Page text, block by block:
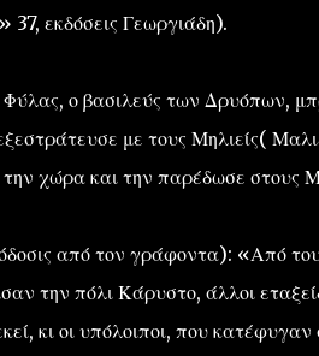
εκδόσεις Γεωργιάδη).
ο βασιλεύς των Δρυόπων,
με τους Μηλιείς(
την χώρα και την παρέδωσε στους
από τον γράφοντα): «Από
την πόλι Κάρυστο, άλλοι
κι οι υπόλοιποι, που